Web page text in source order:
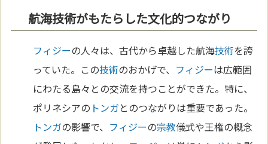
航海技術がもたらした文化的つながり
フィジーの人々は、古代から卓越した航海技術を誇
っていた。この技術のおかげで、 フィジーは広範囲
にわたる島々との交流を持つことができた。特に、
ポリネシアの トンガとのつながりは重要であった。
トンガの影響で、 フィジーの宗教儀式や王権の概念